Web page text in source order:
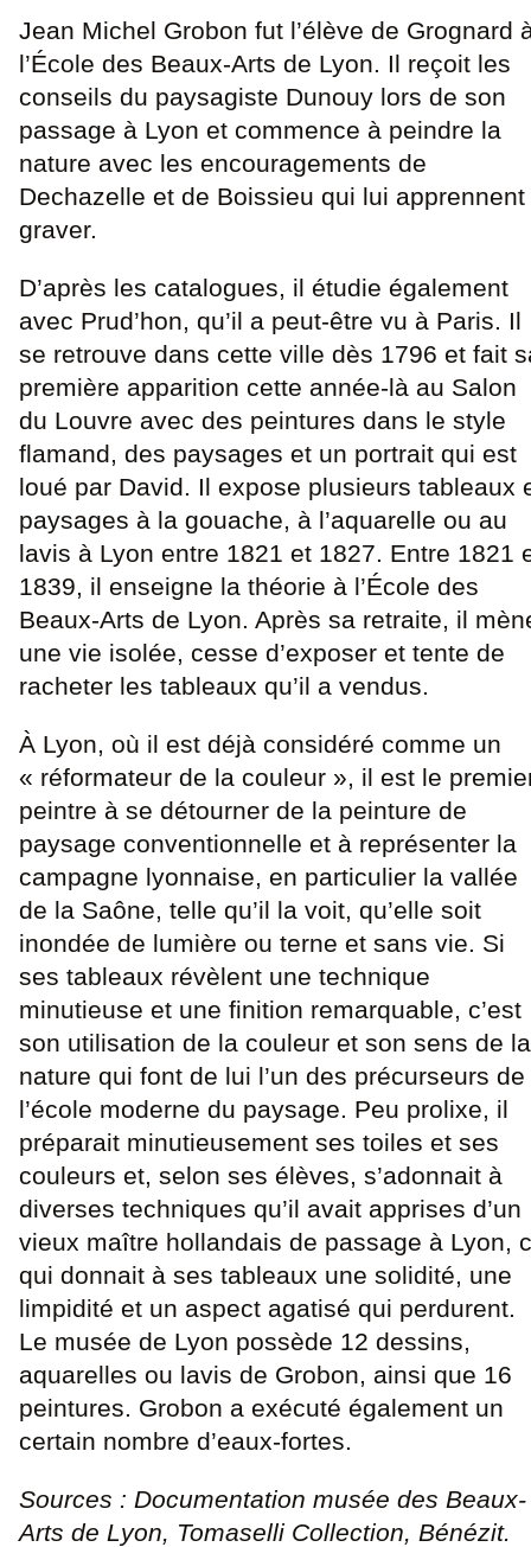
Jean Michel Grobon fut l’élève de Grognard
l’École des Beaux-Arts de Lyon. Il reçoit les
conseils du paysagiste Dunouy lors de son
passage à Lyon et commence à peindre la
nature avec les encouragements de
Dechazelle et de Boissieu qui lui apprennent
graver.
D’après les catalogues, il étudie également
avec Prud’hon, qu’il a peut-être vu à Paris. Il
se retrouve dans cette ville dès 1796 et fait
première apparition cette année-là au Salon
du Louvre avec des peintures dans le style
flamand, des paysages et un portrait qui est
loué par David. Il expose plusieurs tableaux
paysages à la gouache, à l’aquarelle ou au
lavis à Lyon entre 1821 et 1827. Entre 1821
1839, il enseigne la théorie à l’École des
Beaux-Arts de Lyon. Après sa retraite, il
une vie isolée, cesse d’exposer et tente de
racheter les tableaux qu’il a vendus.
À Lyon, où il est déjà considéré comme un
« réformateur de la couleur », il est le
peintre à se détourner de la peinture de
paysage conventionnelle et à représenter la
campagne lyonnaise, en particulier la vallée
de la Saône, telle qu’il la voit, qu’elle soit
inondée de lumière ou terne et sans vie. Si
ses tableaux révèlent une technique
minutieuse et une finition remarquable, c’est
son utilisation de la couleur et son sens de la
nature qui font de lui l’un des précurseurs de
l’école moderne du paysage. Peu prolixe, il
préparait minutieusement ses toiles et ses
couleurs et, selon ses élèves, s’adonnait à
diverses techniques qu’il avait apprises d’un
vieux maître hollandais de passage à Lyon,
qui donnait à ses tableaux une solidité, une
limpidité et un aspect agatisé qui perdurent.
Le musée de Lyon possède 12 dessins,
aquarelles ou lavis de Grobon, ainsi que 16
peintures. Grobon a exécuté également un
certain nombre d’eaux-fortes.
Sources : Documentation musée des Beaux-
Arts de Lyon, Tomaselli Collection, Bénézit.